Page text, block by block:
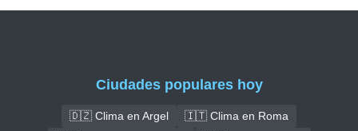
Ciudades populares hoy
🇩🇿 Clima en Argel
🇮🇹 Clima en Roma